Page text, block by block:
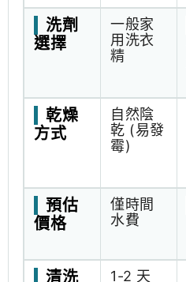
洗劑
選擇
一般家
用洗衣
精
乾燥
方式
自然陰
乾 (易發
霉)
預估
價格
僅時間
水費
清洗
1-2 天